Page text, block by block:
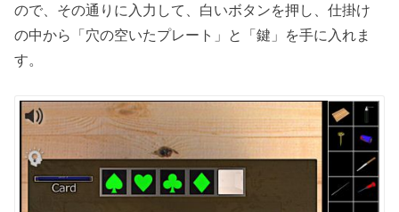
ので、その通りに入力して、白いボタンを押し、仕掛け
の中から「穴の空いたプレート」と「鍵」を手に入れま
す。